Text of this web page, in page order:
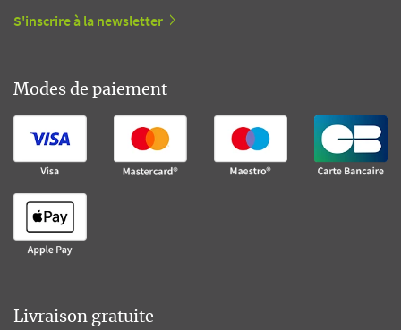
S'inscrire à la newsletter
Modes de paiement
Livraison gratuite